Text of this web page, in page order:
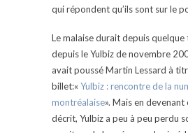
qui répondent qu’ils sont sur le
Le malaise durait depuis
depuis le Yulbiz de novembre
avait poussé Martin Lessard à
billet:« Yulbiz : rencontre de la
montréalaise». Mais en
décrit, Yulbiz a peu à peu perdu